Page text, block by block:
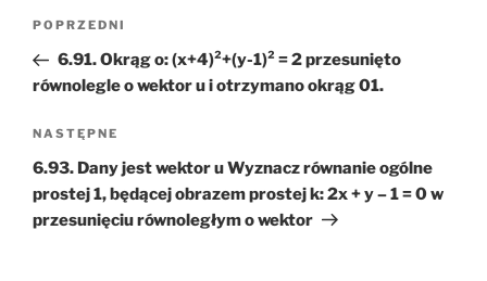
Nawigacja
Poprzedni
wpis
POPRZEDNI
6.91. Okrąg o: (x+4)²+(y-1)² = 2 przesunięto
równolegle o wektor u i otrzymano okrąg 01.
Następny
wpis
NASTĘPNE
6.93. Dany jest wektor u Wyznacz równanie ogólne
prostej 1, będącej obrazem prostej k: 2x + y – 1 = 0 w
przesunięciu równoległym o wektor